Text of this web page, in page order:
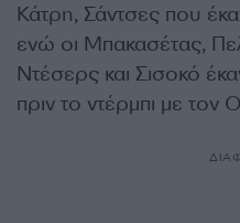
Κάτρη, Σάντσες που
ενώ οι Μπακασέτας,
Ντέσερς και Σισοκό
πριν το ντέρμπι με τον